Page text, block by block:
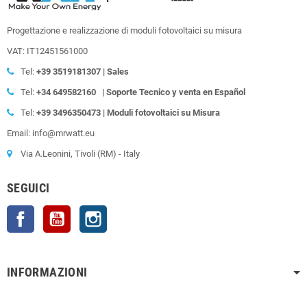
Progettazione e realizzazione di moduli fotovoltaici su misura
VAT: IT12451561000
Tel: +39 3519181307 | Sales
Tel: +34 649582160 | Soporte Tecnico y venta en Español
Tel: +39 3496350473 | Moduli fotovoltaici su Misura
Email: info@mrwatt.eu
Via A.Leonini, Tivoli (RM) - Italy
SEGUICI
Facebook YouTube
INFORMAZIONI